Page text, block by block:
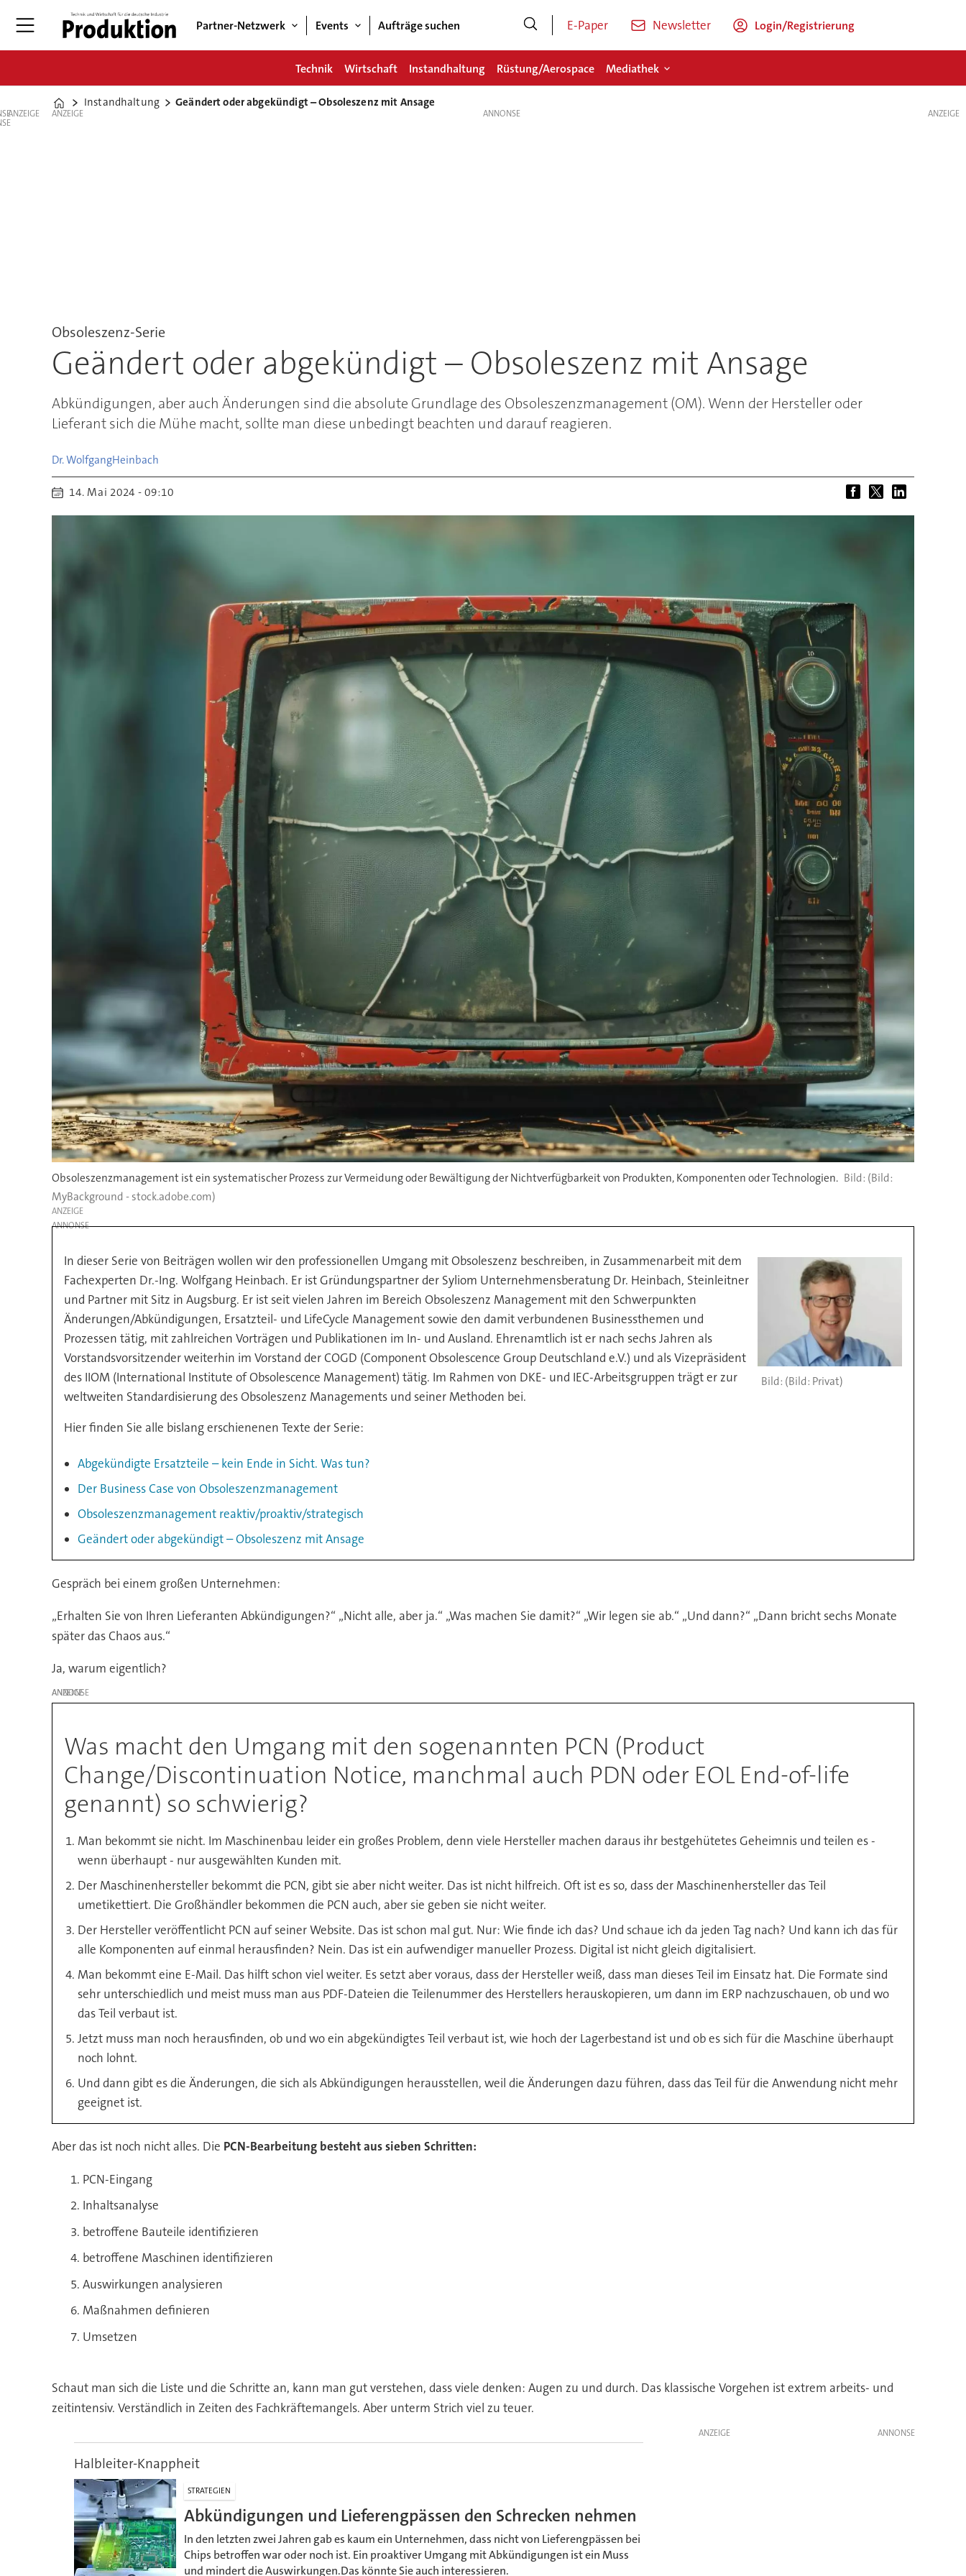
Partner-Netzwerk Events Aufträge suchen E-Paper Newsletter Login/Registrierung
Technik Wirtschaft Instandhaltung Rüstung/Aerospace Mediathek
Home
Instandhaltung Geändert oder abgekündigt – Obsoleszenz mit Ansage
ANZEIGE ANZEIGE
Obsoleszenz-Serie
Geändert oder abgekündigt – Obsoleszenz mit Ansage
Abkündigungen, aber auch Änderungen sind die absolute Grundlage des Obsoleszenzmanagement (OM). Wenn der Hersteller oder
Lieferant sich die Mühe macht, sollte man diese unbedingt beachten und darauf reagieren.
Dr. WolfgangHeinbach
14. Mai 2024 - 09:10
Obsoleszenzmanagement ist ein systematischer Prozess zur Vermeidung oder Bewältigung der Nichtverfügbarkeit von Produkten, Komponenten oder Technologien.
(Bild:
MyBackground - stock.adobe.com)
ANZEIGE
(Bild: Privat)
In dieser Serie von Beiträgen wollen wir den professionellen Umgang mit Obsoleszenz beschreiben, in Zusammenarbeit mit dem
Fachexperten Dr.-Ing. Wolfgang Heinbach. Er ist Gründungspartner der Syliom Unternehmensberatung Dr. Heinbach, Steinleitner
und Partner mit Sitz in Augsburg. Er ist seit vielen Jahren im Bereich Obsoleszenz Management mit den Schwerpunkten
Änderungen/Abkündigungen, Ersatzteil- und LifeCycle Management sowie den damit verbundenen Businessthemen und
Prozessen tätig, mit zahlreichen Vorträgen und Publikationen im In- und Ausland. Ehrenamtlich ist er nach sechs Jahren als
Vorstandsvorsitzender weiterhin im Vorstand der COGD (Component Obsolescence Group Deutschland e.V.) und als Vizepräsident
des IIOM (International Institute of Obsolescence Management) tätig. Im Rahmen von DKE- und IEC-Arbeitsgruppen trägt er zur
weltweiten Standardisierung des Obsoleszenz Managements und seiner Methoden bei.
Hier finden Sie alle bislang erschienenen Texte der Serie:
Abgekündigte Ersatzteile – kein Ende in Sicht. Was tun?
Der Business Case von Obsoleszenzmanagement
Obsoleszenzmanagement reaktiv/proaktiv/strategisch
Geändert oder abgekündigt – Obsoleszenz mit Ansage
Gespräch bei einem großen Unternehmen:
„Erhalten Sie von Ihren Lieferanten Abkündigungen?“ „Nicht alle, aber ja.“ „Was machen Sie damit?“ „Wir legen sie ab.“ „Und dann?“ „Dann bricht sechs Monate
später das Chaos aus.“
Ja, warum eigentlich?
ANZEIGE
Was macht den Umgang mit den sogenannten PCN (Product
Change/Discontinuation Notice, manchmal auch PDN oder EOL End-of-life
genannt) so schwierig?
Man bekommt sie nicht. Im Maschinenbau leider ein großes Problem, denn viele Hersteller machen daraus ihr bestgehütetes Geheimnis und teilen es -
wenn überhaupt - nur ausgewählten Kunden mit.
Der Maschinenhersteller bekommt die PCN, gibt sie aber nicht weiter. Das ist nicht hilfreich. Oft ist es so, dass der Maschinenhersteller das Teil
umetikettiert. Die Großhändler bekommen die PCN auch, aber sie geben sie nicht weiter.
Der Hersteller veröffentlicht PCN auf seiner Website. Das ist schon mal gut. Nur: Wie finde ich das? Und schaue ich da jeden Tag nach? Und kann ich das für
alle Komponenten auf einmal herausfinden? Nein. Das ist ein aufwendiger manueller Prozess. Digital ist nicht gleich digitalisiert.
Man bekommt eine E-Mail. Das hilft schon viel weiter. Es setzt aber voraus, dass der Hersteller weiß, dass man dieses Teil im Einsatz hat. Die Formate sind
sehr unterschiedlich und meist muss man aus PDF-Dateien die Teilenummer des Herstellers herauskopieren, um dann im ERP nachzuschauen, ob und wo
das Teil verbaut ist.
Jetzt muss man noch herausfinden, ob und wo ein abgekündigtes Teil verbaut ist, wie hoch der Lagerbestand ist und ob es sich für die Maschine überhaupt
noch lohnt.
Und dann gibt es die Änderungen, die sich als Abkündigungen herausstellen, weil die Änderungen dazu führen, dass das Teil für die Anwendung nicht mehr
geeignet ist.
Aber das ist noch nicht alles. Die PCN-Bearbeitung besteht aus sieben Schritten:
PCN-Eingang
Inhaltsanalyse
betroffene Bauteile identifizieren
betroffene Maschinen identifizieren
Auswirkungen analysieren
Maßnahmen definieren
Umsetzen
Schaut man sich die Liste und die Schritte an, kann man gut verstehen, dass viele denken: Augen zu und durch. Das klassische Vorgehen ist extrem arbeits- und
zeitintensiv. Verständlich in Zeiten des Fachkräftemangels. Aber unterm Strich viel zu teuer.
ANZEIGE
Halbleiter-Knappheit
STRATEGIEN
Abkündigungen und Lieferengpässen den Schrecken nehmen
In den letzten zwei Jahren gab es kaum ein Unternehmen, dass nicht von Lieferengpässen bei
Chips betroffen war oder noch ist. Ein proaktiver Umgang mit Abkündigungen ist ein Muss
und mindert die Auswirkungen.Das könnte Sie auch interessieren.
ANZEIGE